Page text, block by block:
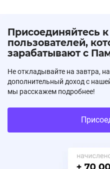
Присоединяйтесь
пользователей,
зарабатывают с
Не откладывайте на завтра,
дополнительный доход с
мы расскажем подробнее!